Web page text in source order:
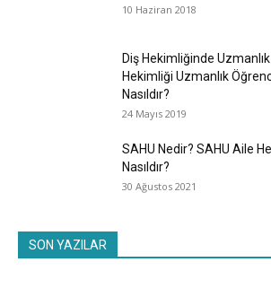
10 Haziran 2018
Diş Hekimliğinde Uzmanlık
Hekimliği Uzmanlık
Nasıldır?
24 Mayıs 2019
SAHU Nedir? SAHU Aile
Nasıldır?
30 Ağustos 2021
SON YAZILAR